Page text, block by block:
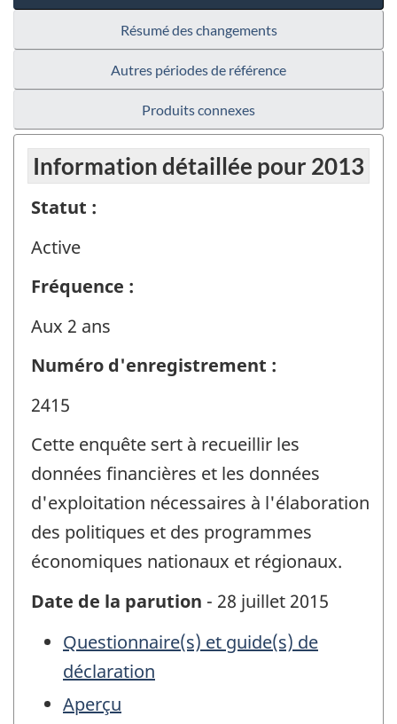
Résumé des changements
Autres périodes de référence
Produits connexes
Information détaillée pour 2013
Statut :
Active
Fréquence :
Aux 2 ans
Numéro d'enregistrement :
2415
Cette enquête sert à recueillir les
données financières et les données
d'exploitation nécessaires à l'élaboration
des politiques et des programmes
économiques nationaux et régionaux.
Date de la parution - 28 juillet 2015
Questionnaire(s) et guide(s) de
déclaration
Aperçu